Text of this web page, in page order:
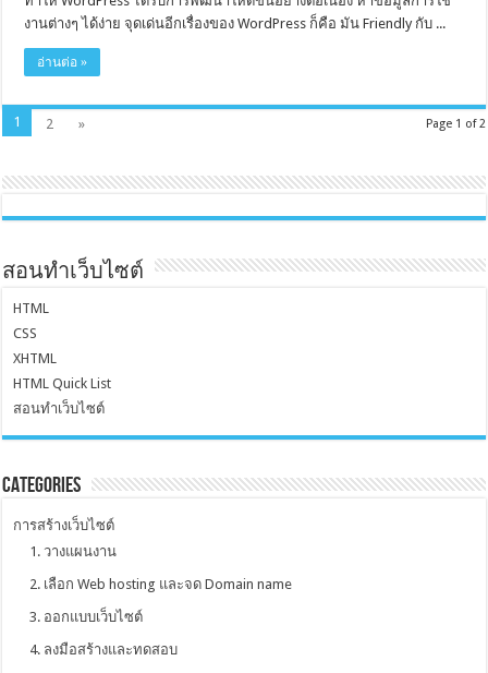
งานต่างๆ ได้ง่าย จุดเด่นอีกเรื่องของ WordPress ก็คือ มัน Friendly กับ ...
อ่านต่อ »
Page 1 of 2
1 2 »
สอนทำเว็บไซต์
HTML
CSS
XHTML
HTML Quick List
สอนทำเว็บไซต์
Categories
การสร้างเว็บไซต์
1. วางแผนงาน
2. เลือก Web hosting และจด Domain name
3. ออกแบบเว็บไซต์
4. ลงมือสร้างและทดสอบ